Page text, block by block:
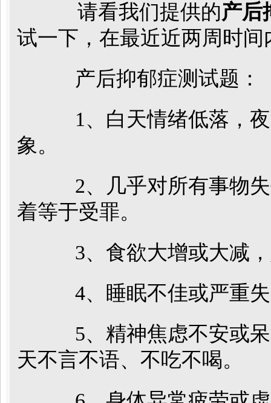
请看我们提供的产后
试一下，在最近近两周时
产后抑郁症测试题：
1、白天情绪低落，夜
象。
2、几乎对所有事物失
着等于受罪。
3、食欲大增或大减，
4、睡眠不佳或严重失
5、精神焦虑不安或呆
天不言不语、不吃不喝。